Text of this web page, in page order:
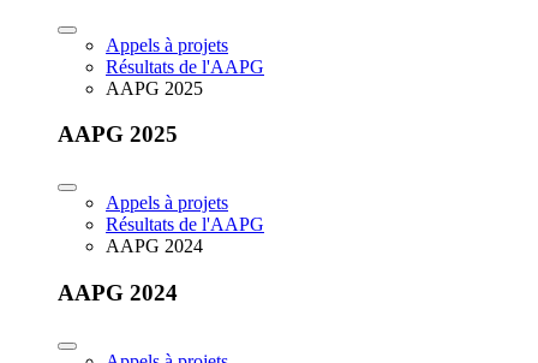
Appels à projets
Résultats de l'AAPG
AAPG 2025
AAPG 2025
Appels à projets
Résultats de l'AAPG
AAPG 2024
AAPG 2024